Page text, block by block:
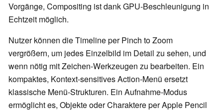
Vorgänge, Compositing ist dank GPU-Beschleunigung in
Echtzeit möglich.
Nutzer können die Timeline per Pinch to Zoom
vergrößern, um jedes Einzelbild im Detail zu sehen, und
wenn nötig mit Zeichen-Werkzeugen zu bearbeiten. Ein
kompaktes, Kontext-sensitives Action-Menü ersetzt
klassische Menü-Strukturen. Ein Aufnahme-Modus
ermöglicht es, Objekte oder Charaktere per Apple Pencil